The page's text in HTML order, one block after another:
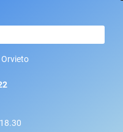
Orvieto